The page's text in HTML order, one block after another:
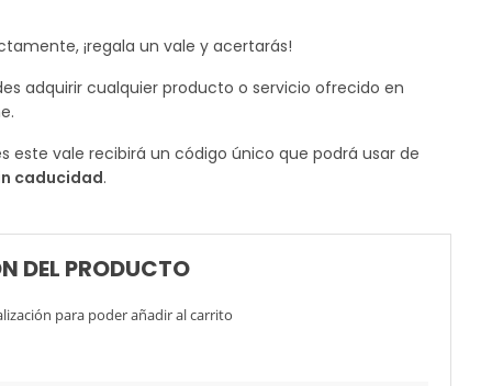
¡regala un vale y acertarás!
adquirir cualquier producto o servicio ofrecido en
este vale recibirá un código único que podrá usar de
caducidad.
DEL PRODUCTO
para poder añadir al carrito